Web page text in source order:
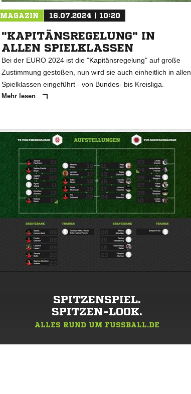
MAGAZIN 16.07.2024 | 10:20
"KAPITÄNSREGELUNG" IN
ALLEN SPIELKLASSEN
Bei der EURO 2024 ist die "Kapitänsregelung" auf große
Zustimmung gestoßen, nun wird sie auch einheitlich in allen
Spielklassen eingeführt - von Bundes- bis Kreisliga.
Mehr lesen
SPITZENSPIEL.
SPITZEN-LOOK.
ALLES RUND UM FUSSBALL.DE